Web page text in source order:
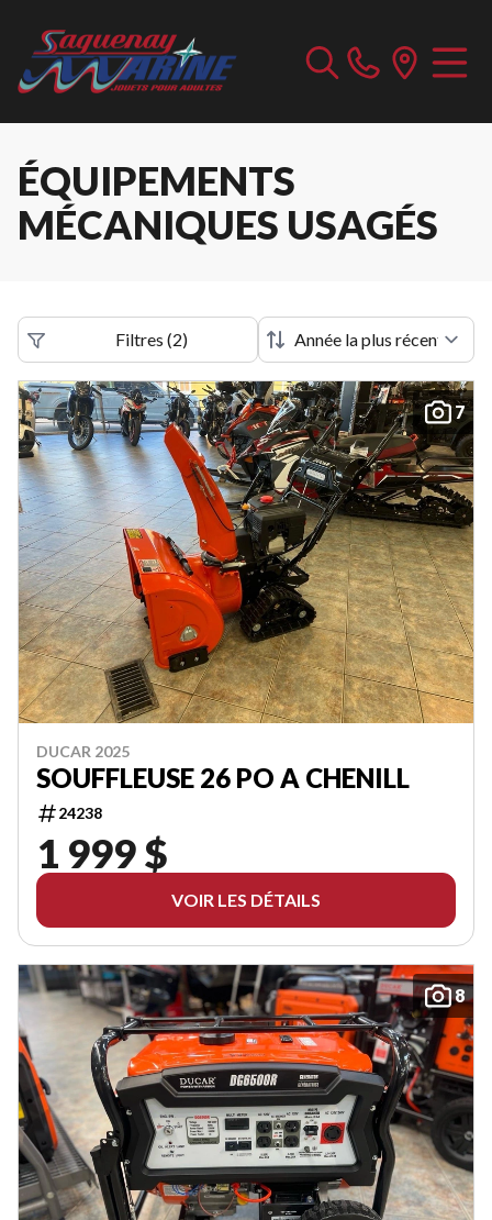
ÉQUIPEMENTS
MÉCANIQUES USAGÉS
Filtres (2)
7
DUCAR 2025
SOUFFLEUSE 26 PO A CHENILL
24238
1 999 $
VOIR LES DÉTAILS
8